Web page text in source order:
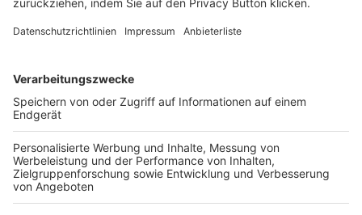
FOLGE DEM BFV
TOP-VEREINE
TOP-PARTNER